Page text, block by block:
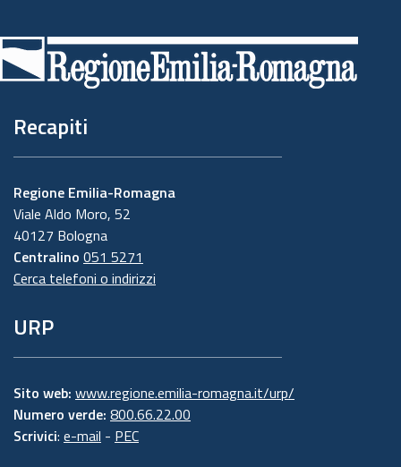
di
pagina
Recapiti
Regione Emilia-Romagna
Viale Aldo Moro, 52
40127 Bologna
Centralino 051 5271
Cerca telefoni o indirizzi
URP
Sito web: www.regione.emilia-romagna.it/urp/
Numero verde: 800.66.22.00
Scrivici: e-mail - PEC